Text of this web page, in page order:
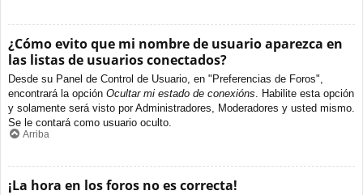
¿Cómo evito que mi nombre de usuario aparezca en
las listas de usuarios conectados?
Desde su Panel de Control de Usuario, en "Preferencias de Foros",
encontrará la opción Ocultar mi estado de conexións. Habilite esta opción
y solamente será visto por Administradores, Moderadores y usted mismo.
Se le contará como usuario oculto.
Arriba
¡La hora en los foros no es correcta!